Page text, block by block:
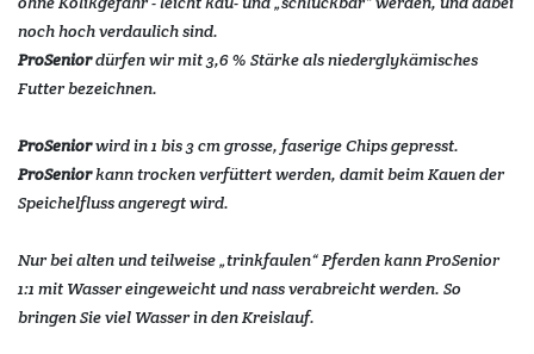
noch hoch verdaulich sind.
ProSeniordürfen wir mit 3,6 % Stärke als niederglykämisches
Futter bezeichnen.
ProSeniorwird in 1 bis 3 cm grosse, faserige Chips gepresst.
ProSeniorkann trocken verfüttert werden, damit beim Kauen der
Speichelfluss angeregt wird.
Nur bei alten und teilweise „trinkfaulen“ Pferden kann ProSenior
1:1 mit Wasser eingeweicht und nass verabreicht werden. So
bringen Sie viel Wasser in den Kreislauf.